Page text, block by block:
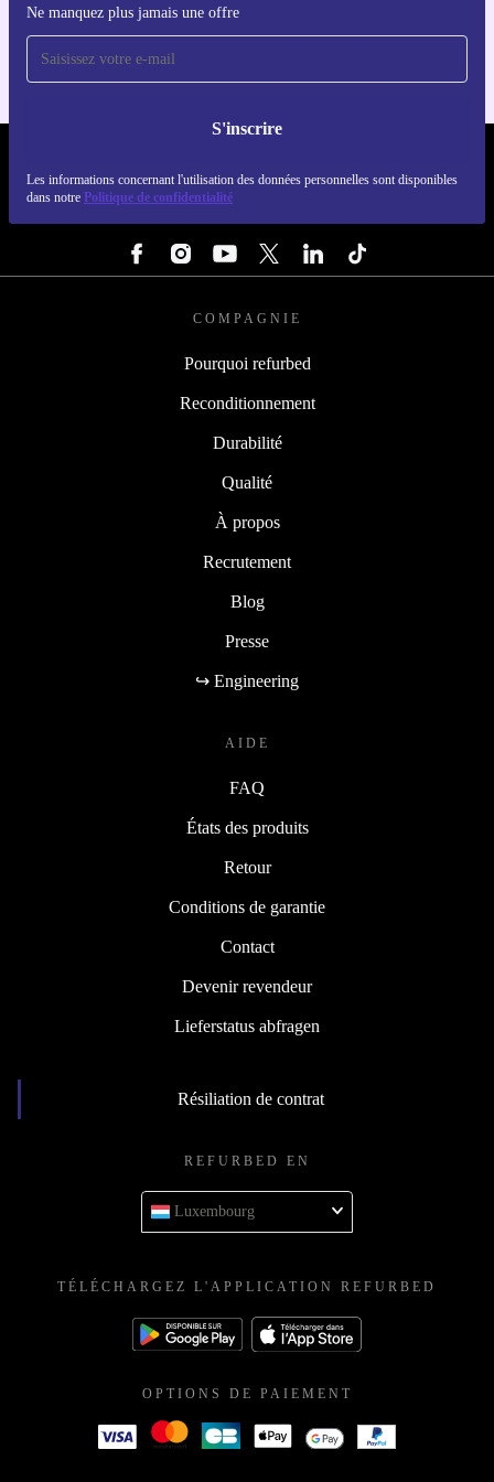
Ne manquez plus jamais une offre
S'inscrire
Les informations concernant l'utilisation des données personnelles sont disponibles
dans notre Politique de confidentialité
Pour iOS et Android
COMPAGNIE
Pourquoi refurbed
Reconditionnement
Durabilité
Qualité
À propos
Recrutement
Blog
Presse
↪ Engineering
AIDE
FAQ
États des produits
Retour
Conditions de garantie
Contact
Devenir revendeur
Lieferstatus abfragen
Résiliation de contrat
REFURBED EN
Luxembourg
TÉLÉCHARGEZ L'APPLICATION REFURBED
OPTIONS DE PAIEMENT